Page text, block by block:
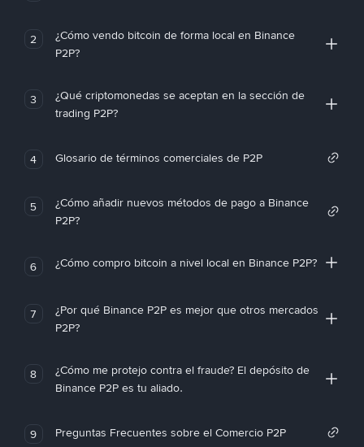
2
¿Cómo vendo bitcoin de forma local en Binance
P2P?
3
¿Qué criptomonedas se aceptan en la sección de
trading P2P?
4 Glosario de términos comerciales de P2P
5
¿Cómo añadir nuevos métodos de pago a Binance
P2P?
6 ¿Cómo compro bitcoin a nivel local en Binance P2P?
7
¿Por qué Binance P2P es mejor que otros mercados
P2P?
8
¿Cómo me protejo contra el fraude? El depósito de
Binance P2P es tu aliado.
9 Preguntas Frecuentes sobre el Comercio P2P